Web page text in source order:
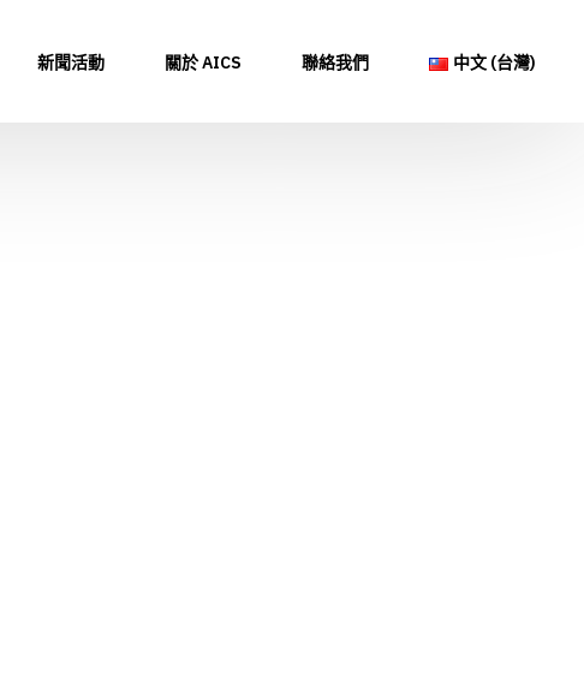
新聞活動 關於 AICS 聯絡我們 中文 (台灣)